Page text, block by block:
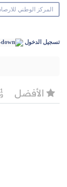
المركز الوطني
تسجيل الدخول